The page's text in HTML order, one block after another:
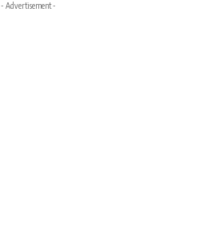
- Advertisement -